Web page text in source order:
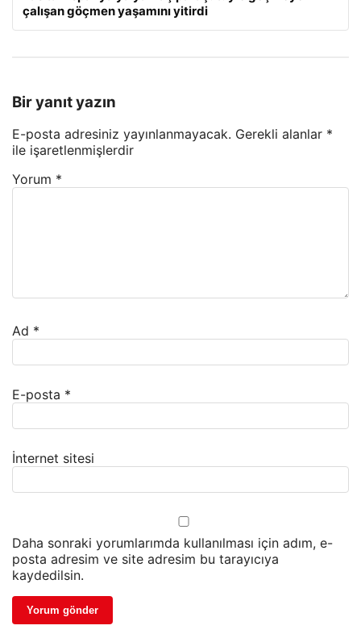
çalışan göçmen yaşamını yitirdi
Bir yanıt yazın
E-posta adresiniz yayınlanmayacak. Gerekli alanlar *
ile işaretlenmişlerdir
Yorum *
Ad *
E-posta *
İnternet sitesi
Daha sonraki yorumlarımda kullanılması için adım, e-
posta adresim ve site adresim bu tarayıcıya
kaydedilsin.